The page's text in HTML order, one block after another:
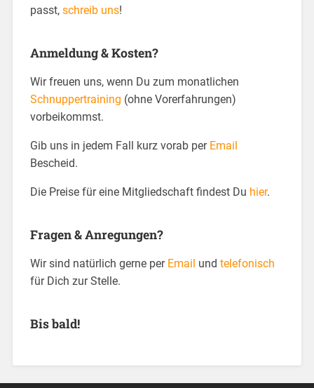
passt, schreib uns!
Anmeldung & Kosten?
Wir freuen uns, wenn Du zum monatlichen
Schnuppertraining (ohne Vorerfahrungen)
vorbeikommst.
Gib uns in jedem Fall kurz vorab per Email
Bescheid.
Die Preise für eine Mitgliedschaft findest Du hier.
Fragen & Anregungen?
Wir sind natürlich gerne per Email und telefonisch
für Dich zur Stelle.
Bis bald!